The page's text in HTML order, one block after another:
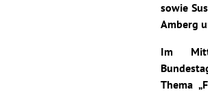
sowie
Amberg
Im
Thema